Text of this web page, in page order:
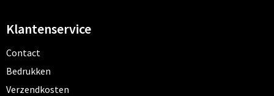
Klantenservice
Contact
Bedrukken
Verzendkosten